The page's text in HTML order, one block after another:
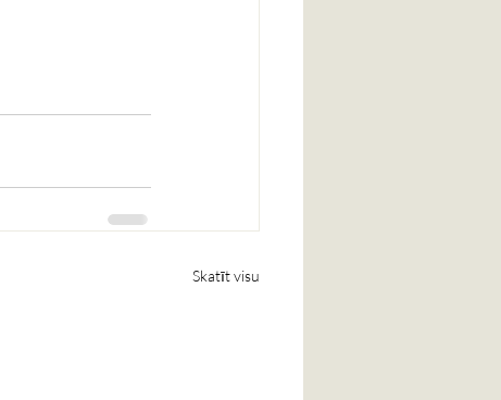
Skatīt visu